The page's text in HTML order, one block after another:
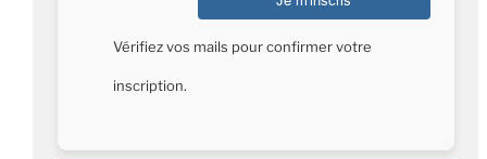
Vérifiez vos mails pour confirmer votre
inscription.